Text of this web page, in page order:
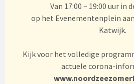
Van 17:00 – 19:00 uur in
op het Evenementenplein
Katwijk.
Kijk voor het volledige
actuele corona-